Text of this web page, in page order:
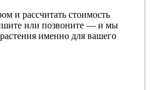
и рассчитать стоимость
или позвоните — и мы
именно для вашего